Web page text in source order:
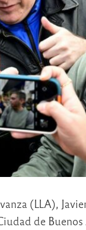
(LLA),
de